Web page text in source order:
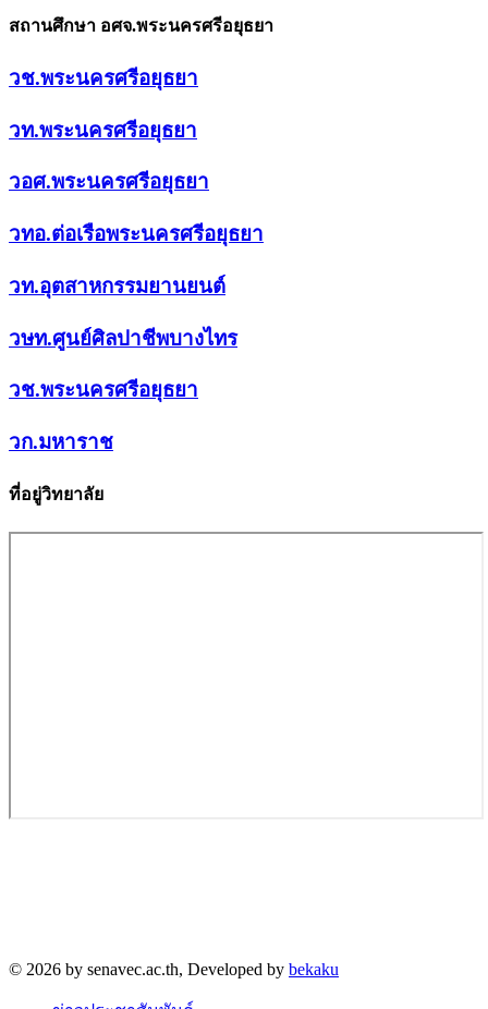
สถานศึกษา อศจ.พระนครศรีอยุธยา
วช.พระนครศรีอยุธยา
วท.พระนครศรีอยุธยา
วอศ.พระนครศรีอยุธยา
วทอ.ต่อเรือพระนครศรีอยุธยา
วท.อุตสาหกรรมยานยนต์
วษท.ศูนย์ศิลปาชีพบางไทร
วช.พระนครศรีอยุธยา
วก.มหาราช
ที่อยู่วิทยาลัย
© 2026 by senavec.ac.th, Developed by bekaku